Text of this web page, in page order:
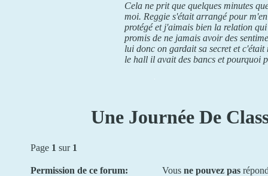
Cela ne prit que quelques minutes
moi. Reggie s'était arrangé pour
protégé et j'aimais bien la relation
promis de ne jamais avoir des
lui donc on gardait sa secret et
le hall il avait des bancs et pourquoi
Une Journée De
Page 1 sur 1
Permission de ce forum: Vous ne pouvez pas